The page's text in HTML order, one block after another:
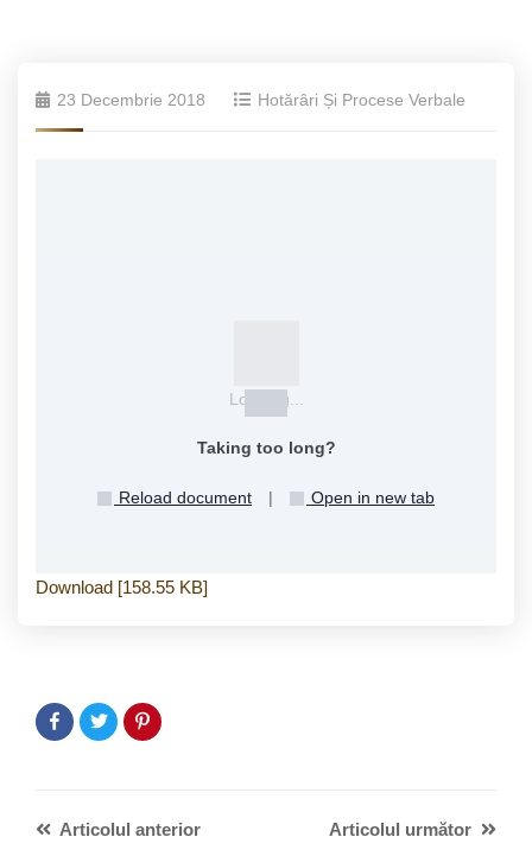
23 Decembrie 2018 Hotărâri Și Procese Verbale
Loading...
Taking too long?
Reload document | Open in new tab
Download [158.55 KB]
Articolul anterior Articolul următor